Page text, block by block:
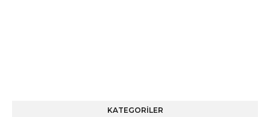
KATEGORİLER